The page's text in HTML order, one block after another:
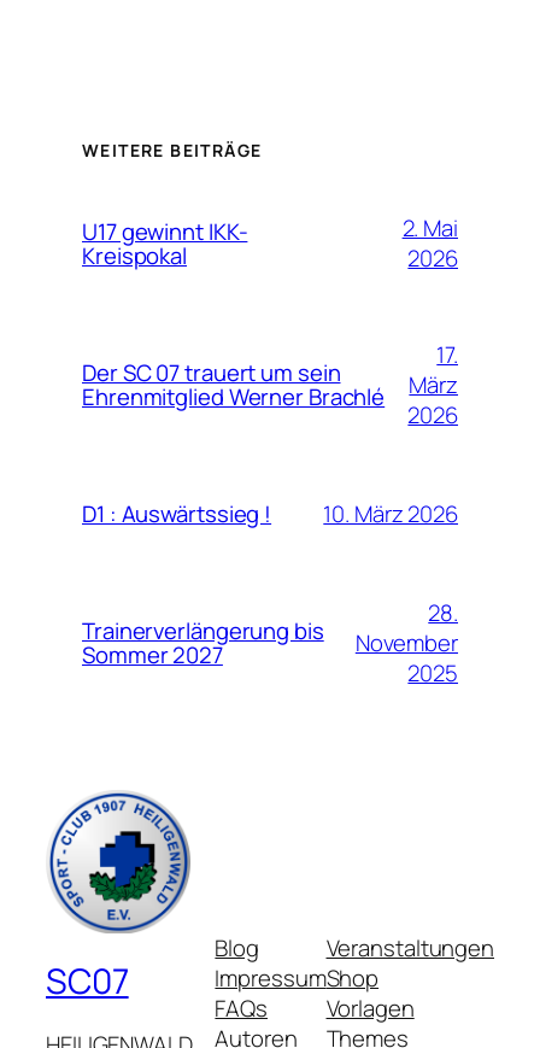
WEITERE BEITRÄGE
U17 gewinnt IKK-
Kreispokal
2. Mai
2026
Der SC 07 trauert um sein
Ehrenmitglied Werner Brachlé
17.
März
2026
D1 : Auswärtssieg ! 10. März 2026
Trainerverlängerung bis
Sommer 2027
28.
November
2025
SC07
Blog
Impressum
FAQs
Autoren
Veranstaltungen
Shop
Vorlagen
Themes